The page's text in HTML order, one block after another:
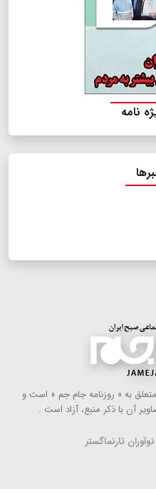
نامه
به « روزنامه جام جم » است و
آن با ذكر منبع، آزاد است .
تارنماگستر